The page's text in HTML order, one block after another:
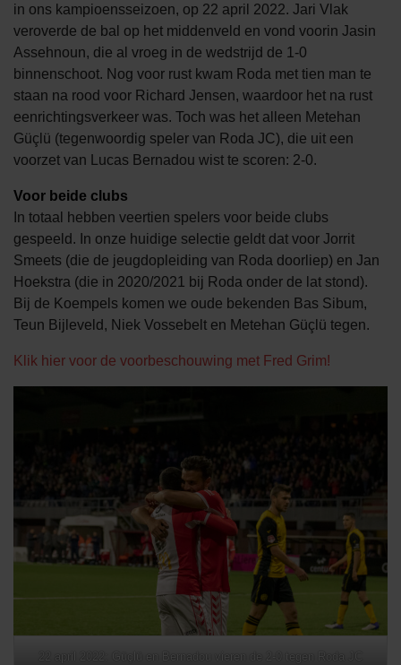
in ons kampioensseizoen, op 22 april 2022. Jari Vlak
veroverde de bal op het middenveld en vond voorin Jasin
Assehnoun, die al vroeg in de wedstrijd de 1-0
binnenschoot. Nog voor rust kwam Roda met tien man te
staan na rood voor Richard Jensen, waardoor het na rust
eenrichtingsverkeer was. Toch was het alleen Metehan
Güçlü (tegenwoordig speler van Roda JC), die uit een
voorzet van Lucas Bernadou wist te scoren: 2-0.
Voor beide clubs
In totaal hebben veertien spelers voor beide clubs
gespeeld. In onze huidige selectie geldt dat voor Jorrit
Smeets (die de jeugdopleiding van Roda doorliep) en Jan
Hoekstra (die in 2020/2021 bij Roda onder de lat stond).
Bij de Koempels komen we oude bekenden Bas Sibum,
Teun Bijleveld, Niek Vossebelt en Metehan Güçlü tegen.
Klik hier voor de voorbeschouwing met Fred Grim!
22 april 2022: Güçlü en Bernadou vieren de 2-0 tegen Roda JC